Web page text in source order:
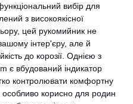
вибір для
з високоякісної
цей рукомийник не
інтер'єру, але й
до корозії. Однією з
є вбудований індикатор
контролювати комфортну
корисно для родин